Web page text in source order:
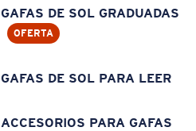
GAFAS DE SOL GRADUADAS
OFERTA
GAFAS DE SOL PARA LEER
ACCESORIOS PARA GAFAS